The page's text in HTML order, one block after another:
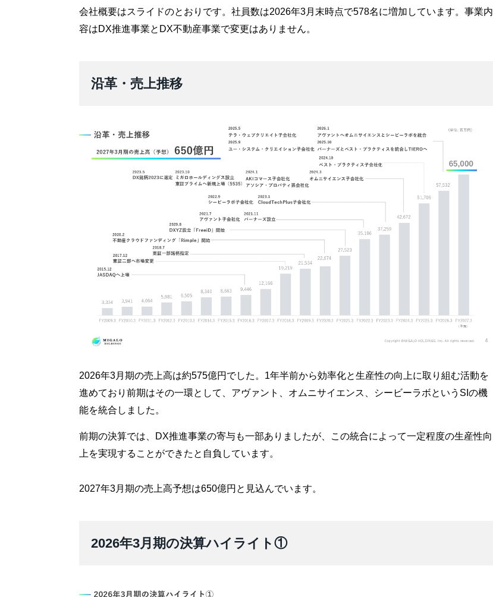
会社概要はスライドのとおりです。社員数は2026年3月末時点で578名に増加しています。事業内
容はDX推進事業とDX不動産事業で変更はありません。
沿革・売上推移
2026年3月期の売上高は約575億円でした。1年半前から効率化と生産性の向上に取り組む活動を
進めており前期はその一環として、アヴァント、オムニサイエンス、シービーラボというSIの機
能を統合しました。
前期の決算では、DX推進事業の寄与も一部ありましたが、この統合によって一定程度の生産性向
上を実現することができたと自負しています。
2027年3月期の売上高予想は650億円と見込んでいます。
2026年3月期の決算ハイライト①